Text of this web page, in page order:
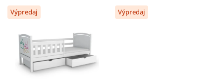
Výpredaj Výpredaj